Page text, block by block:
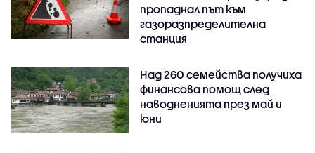
пропаднал път към
газоразпределителна
станция
Над 260 семейства получиха
финансова помощ след
наводненията през май и
юни